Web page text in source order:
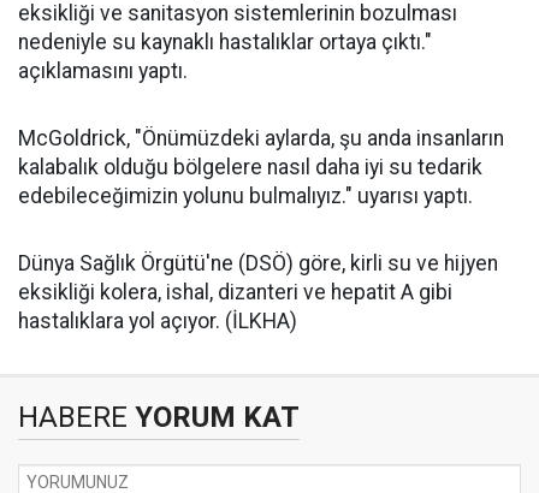
eksikliği ve sanitasyon sistemlerinin bozulması
nedeniyle su kaynaklı hastalıklar ortaya çıktı."
açıklamasını yaptı.
McGoldrick, "Önümüzdeki aylarda, şu anda insanların
kalabalık olduğu bölgelere nasıl daha iyi su tedarik
edebileceğimizin yolunu bulmalıyız." uyarısı yaptı.
Dünya Sağlık Örgütü'ne (DSÖ) göre, kirli su ve hijyen
eksikliği kolera, ishal, dizanteri ve hepatit A gibi
hastalıklara yol açıyor. (İLKHA)
HABERE YORUM KAT